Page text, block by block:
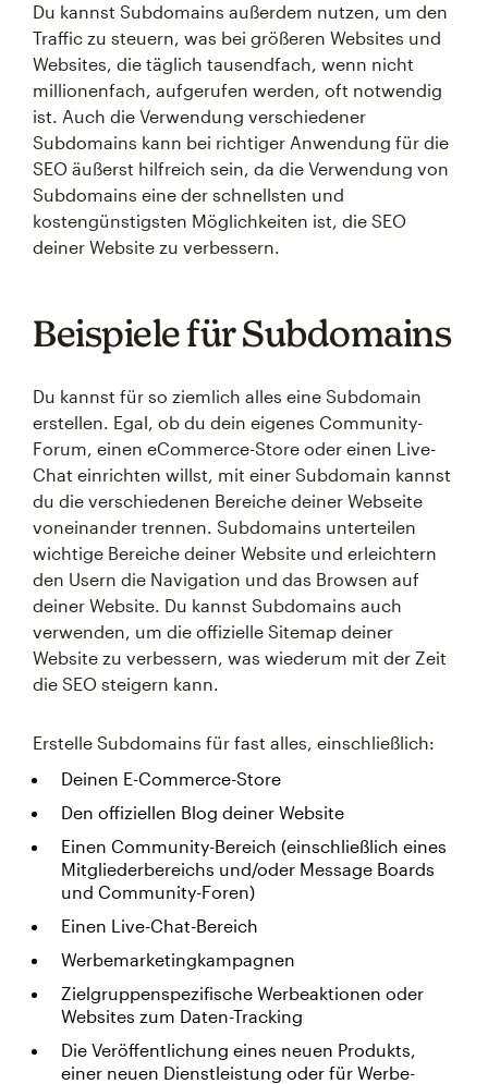
Du kannst Subdomains außerdem nutzen, um den
Traffic zu steuern, was bei größeren Websites und
Websites, die täglich tausendfach, wenn nicht
millionenfach, aufgerufen werden, oft notwendig
ist. Auch die Verwendung verschiedener
Subdomains kann bei richtiger Anwendung für die
SEO äußerst hilfreich sein, da die Verwendung von
Subdomains eine der schnellsten und
kostengünstigsten Möglichkeiten ist, die SEO
deiner Website zu verbessern.
Beispiele für Subdomains
Du kannst für so ziemlich alles eine Subdomain
erstellen. Egal, ob du dein eigenes Community-
Forum, einen eCommerce-Store oder einen Live-
Chat einrichten willst, mit einer Subdomain kannst
du die verschiedenen Bereiche deiner Webseite
voneinander trennen. Subdomains unterteilen
wichtige Bereiche deiner Website und erleichtern
den Usern die Navigation und das Browsen auf
deiner Website. Du kannst Subdomains auch
verwenden, um die offizielle Sitemap deiner
Website zu verbessern, was wiederum mit der Zeit
die SEO steigern kann.
Erstelle Subdomains für fast alles, einschließlich:
Deinen E-Commerce-Store
Den offiziellen Blog deiner Website
Einen Community-Bereich (einschließlich eines
Mitgliederbereichs und/oder Message Boards
und Community-Foren)
Einen Live-Chat-Bereich
Werbemarketingkampagnen
Zielgruppenspezifische Werbeaktionen oder
Websites zum Daten-Tracking
Die Veröffentlichung eines neuen Produkts,
einer neuen Dienstleistung oder für Werbe-